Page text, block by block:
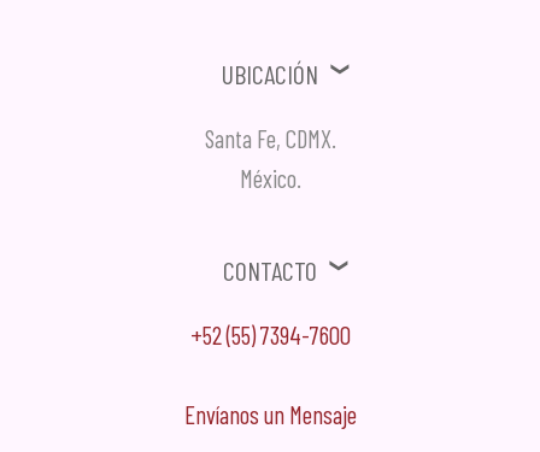
Ubicación
Santa Fe, CDMX.
México.
Contacto
+52 (55) 7394-7600
Envíanos un Mensaje